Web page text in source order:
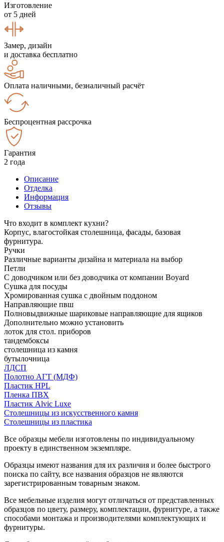
Изготовление
от 5 дней
Замер, дизайн
и доставка бесплатно
Оплата наличными, безналичный расчёт
Беспроцентная рассрочка
Гарантия
2 года
Описание
Отделка
Информация
Отзывы
Что входит в комплект кухни?
Корпус, влагостойкая столешница, фасады, базовая
фурнитура.
Ручки
Различные варианты дизайна и материала на выбор
Петли
С доводчиком или без доводчика от компании Boyard
Сушка для посуды
Хромированная сушка с двойным поддоном
Направляющие пвш
Полновыдвижные шариковые направляющие для ящиков
Дополнительно можно установить
лоток для стол. приборов
тандембоксы
столешница из камня
бутылочница
ЛДСП
Полотно АГТ (МДФ)
Пластик HPL
Пленка ПВХ
Пластик Alvic Luxe
Столешницы из искусственного камня
Столешницы из пластика
Все образцы мебели изготовлены по индивидуальному
проекту в единственном экземпляре.
Образцы имеют названия для их различия и более быстрого
поиска по сайту, все названия образцов не являются
зарегистрированным товарным знаком.
Все мебельные изделия могут отличаться от представленных
образцов по цвету, размеру, комплектации, фурнитуре, а также
способами монтажа и производителями комплектующих и
фурнитуры.